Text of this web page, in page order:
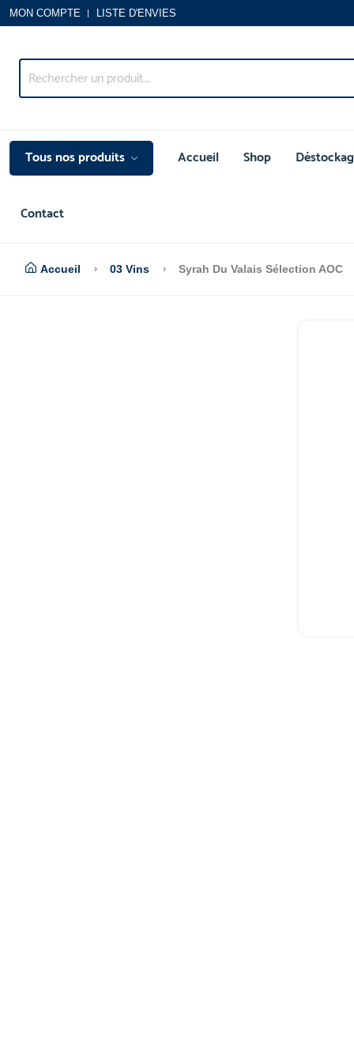
MON COMPTE LISTE D'ENVIES
Tous nos produits Accueil Shop
Contact
Accueil 03 Vins Syrah Du Valais Sélection AOC